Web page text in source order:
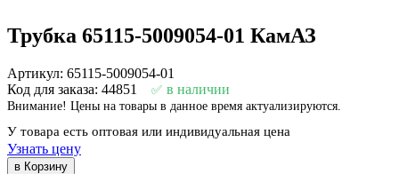
Трубка 65115-5009054-01 КамАЗ
Артикул: 65115-5009054-01
Код для заказа: 44851
в наличии
Внимание! Цены на товары в данное время актуализируются.
У товара есть оптовая или индивидуальная цена
Узнать цену